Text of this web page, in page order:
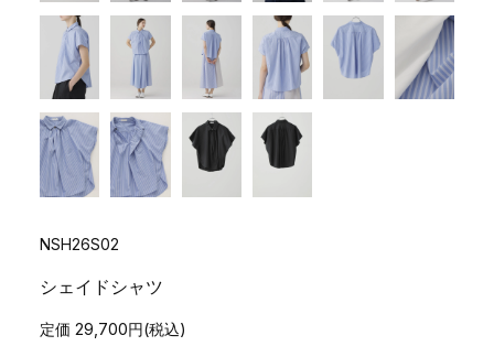
NSH26S02
シェイドシャツ
定価 29,700円(税込)